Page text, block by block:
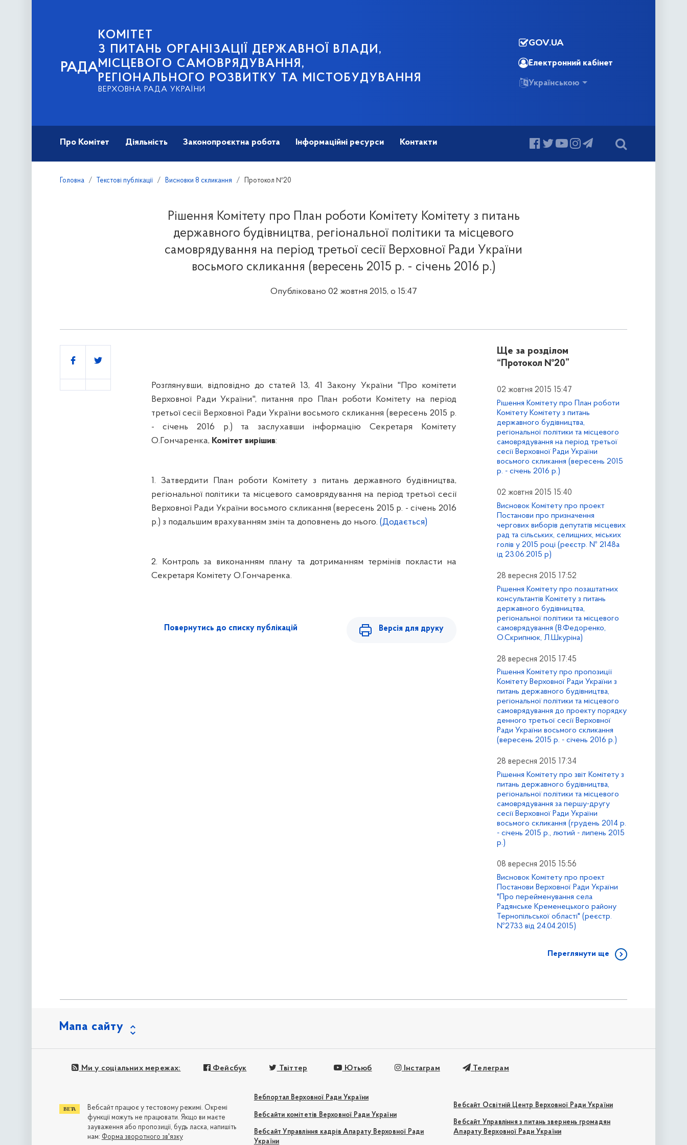
РАДА
КОМІТЕТ
З ПИТАНЬ ОРГАНІЗАЦІЇ ДЕРЖАВНОЇ ВЛАДИ,
МІСЦЕВОГО САМОВРЯДУВАННЯ,
РЕГІОНАЛЬНОГО РОЗВИТКУ ТА МІСТОБУДУВАННЯ
ВЕРХОВНА РАДА УКРАЇНИ
GOV.UA
Електронний кабінет
Українською
Про Комітет Діяльність Законопроєктна робота Інформаційні ресурси Контакти
Головна Текстові публікації Висновки 8 скликання Протокол №20
Рішення Комітету про План роботи Комітету Комітету з питань
державного будівництва, регіональної політики та місцевого
самоврядування на період третьої сесії Верховної Ради України
восьмого скликання (вересень 2015 р. - січень 2016 р.)
Опубліковано 02 жовтня 2015, о 15:47
Розглянувши, відповідно до статей 13, 41 Закону України "Про комітети
Верховної Ради України", питання про План роботи Комітету на період
третьої сесії Верховної Ради України восьмого скликання (вересень 2015 р.
- січень 2016 р.) та заслухавши інформацію Секретаря Комітету
О.Гончаренка, Комітет вирішив:
1. Затвердити План роботи Комітету з питань державного будівництва,
регіональної політики та місцевого самоврядування на період третьої сесії
Верховної Ради України восьмого скликання (вересень 2015 р. - січень 2016
р.) з подальшим врахуванням змін та доповнень до нього. (Додається)
2. Контроль за виконанням плану та дотриманням термінів покласти на
Секретаря Комітету О.Гончаренка.
Поділитись
Повернутись до списку публікацій Версія для друку
Ще за розділом
“Протокол №20”
02 жовтня 2015 15:47
Рішення Комітету про План роботи
Комітету Комітету з питань
державного будівництва,
регіональної політики та місцевого
самоврядування на період третьої
сесії Верховної Ради України
восьмого скликання (вересень 2015
р. - січень 2016 р.)
02 жовтня 2015 15:40
Висновок Комітету про проект
Постанови про призначення
чергових виборів депутатів місцевих
рад та сільських, селищних, міських
голів у 2015 році (реєстр. № 2148а
ід 23.06.2015 р)
28 вересня 2015 17:52
Рішення Комітету про позаштатних
консультантів Комітету з питань
державного будівництва,
регіональної політики та місцевого
самоврядування (В.Федоренко,
О.Скрипнюк, Л.Шкуріна)
28 вересня 2015 17:45
Рішення Комітету про пропозиції
Комітету Верховної Ради України з
питань державного будівництва,
регіональної політики та місцевого
самоврядування до проекту порядку
денного третьої сесії Верховної
Ради України восьмого скликання
(вересень 2015 р. - січень 2016 р.)
28 вересня 2015 17:34
Рішення Комітету про звіт Комітету з
питань державного будівництва,
регіональної політики та місцевого
самоврядування за першу-другу
сесії Верховної Ради України
восьмого скликання (грудень 2014 р.
- січень 2015 р., лютий - липень 2015
р.)
08 вересня 2015 15:56
Висновок Комітету про проект
Постанови Верховної Ради України
"Про перейменування села
Радянське Кременецького району
Тернопільської області" (реєстр.
№2733 від 24.04.2015)
Переглянути ще
Мапа сайту
Ми у соціальних мережах: Фейсбук Твіттер Ютьюб Інстаграм Телеграм
Вебпортал Верховної Ради України
Вебсайти комітетів Верховної Ради України
Вебсайт Управління кадрів Апарату Верховної Ради
України
Вебсайт Освітній Центр Верховної Ради України
Вебсайт Управління з питань звернень громадян
Апарату Верховної Ради України
Вебсайт працює у тестовому режимі. Окремі
функції можуть не працювати. Якщо ви маєте
зауваження або пропозиції, будь ласка, напишіть
нам: Форма зворотного зв'язку